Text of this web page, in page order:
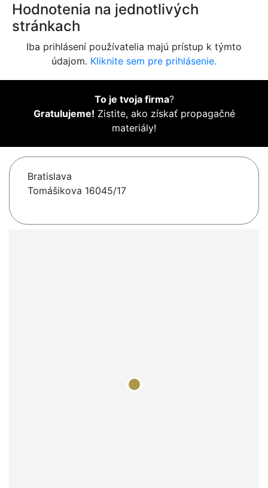
Hodnotenia na jednotlivých
stránkach
Iba prihlásení používatelia majú prístup k týmto
údajom. Kliknite sem pre prihlásenie.
To je tvoja firma?
Gratulujeme! Zistite, ako získať propagačné
materiály!
Bratislava
Tomášikova 16045/17